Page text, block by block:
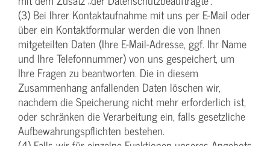
(3) Bei Ihrer Kontaktaufnahme mit uns per E-Mail oder
über ein Kontaktformular werden die von Ihnen
mitgeteilten Daten (Ihre E-Mail-Adresse, ggf. Ihr Name
und Ihre Telefonnummer) von uns gespeichert, um
Ihre Fragen zu beantworten. Die in diesem
Zusammenhang anfallenden Daten löschen wir,
nachdem die Speicherung nicht mehr erforderlich ist,
oder schränken die Verarbeitung ein, falls gesetzliche
Aufbewahrungspflichten bestehen.